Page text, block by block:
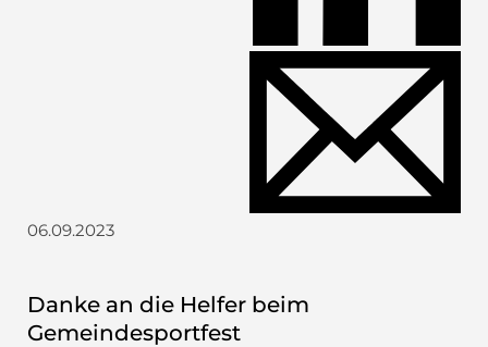
06.09.2023
Danke an die Helfer beim
Gemeindesportfest